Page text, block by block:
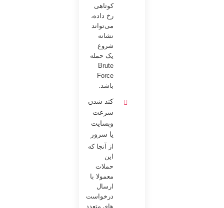
کوتاهی
رخ داده،
می‌تواند
نشانه
شروع
یک حمله
Brute
Force
باشد.
کند شدن
سرعت
وبسایت
یا سرور
از آنجا که
این
حملات
معمولا با
ارسال
درخواست
های متعدد